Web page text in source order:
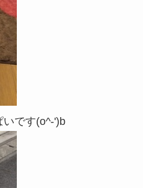
いです(o^-')b